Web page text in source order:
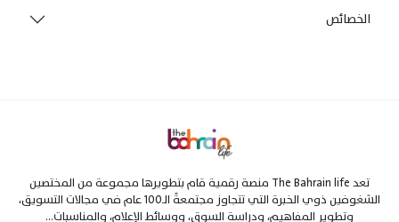
الخصائص
تعد The Bahrain life منصة رقمية قام بتطويرها مجموعة من المختصين
الشغوفين ذوي الخبرة التي تتجاوز مجتمعةً الـ100 عام في مجالات التسويق،
وتطوير المفاهيم، ودراسة السوق، ووسائط الإعلام، والمناسبات...